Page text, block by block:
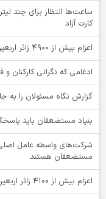
ساعت‌ها انتظار برای چند
کارت آزاد
اعزام بیش از 4900 زائر اربعین حسینی از خراسان جنوبی
ادغامی که نگرانی کارکنان
گزارش نگاه مسئولان را به
بنیاد مستضعفان باید
شرکت‌های واسطه عامل
مستضعفان هستند
اعزام بیش از 4100 زائر اربعین حسینی از خراسان جنوبی